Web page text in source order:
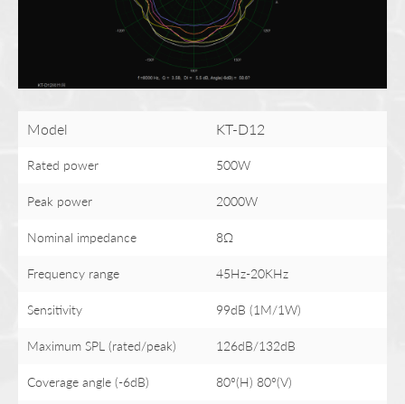
Model KT-D12
Rated power 500W
Peak power 2000W
Nominal impedance 8Ω
Frequency range 45Hz-20KHz
Sensitivity 99dB (1M/1W)
Maximum SPL (rated/peak) 126dB/132dB
Coverage angle (-6dB) 80°(H) 80°(V)